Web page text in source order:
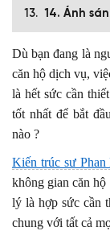
14. Ánh
Dù bạn đang là
căn hộ dịch vụ,
là hết sức cần
tốt nhất để bắt
nào ?
Kiến trúc sư
không gian căn
lý là hợp sức cần
chung với tất cả